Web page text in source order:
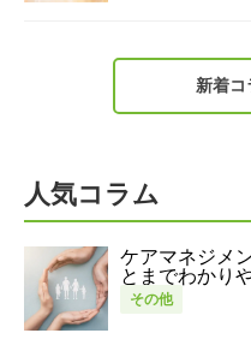
新着コ
人気コラム
ケアマネジメ
とまでわかり
その他